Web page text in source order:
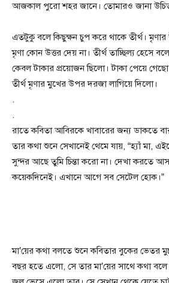
আজকাল পুরো শহর জানে। তোমারও জানা
এতটুকু বলে কিছুক্ষন চুপ করে থাকে তীর্থ। মৃণার
মৃণা কোন উত্তর দেয় না। তীর্থ তাচ্ছিল্য হেসে
কেবল টাকার প্রয়োজন ছিলো। টাকা পেয়ে
তীর্থ মৃণার মুখের উপর দরজা লাগিয়ে দিলো।
.
.
রাতে কবিতা আবিরকে খাবারের জন্য ডাকতে
তার কথা শুনে সেখানেই থেমে যায়, “হ্যাঁ মা,
সুন্দর আছে তুমি চিন্তা করো না। দেখা করতে
কয়েকদিনেই। এখানে আগে সব সেটেল হোক।”
মা’য়ের কথা বলতে শুনে কবিতার বুকের ভেতর
বছর হতে এলো, সে তার মা’য়ের সাথে কথা বলে